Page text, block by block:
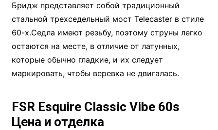
Бридж представляет собой традиционный
стальной трехседельный мост Telecaster в стиле
60-х.Седла имеют резьбу, поэтому струны легко
остаются на месте, в отличие от латунных,
которые обычно гладкие, и их следует
маркировать, чтобы веревка не двигалась.
FSR Esquire Classic Vibe 60s
Цена и отделка